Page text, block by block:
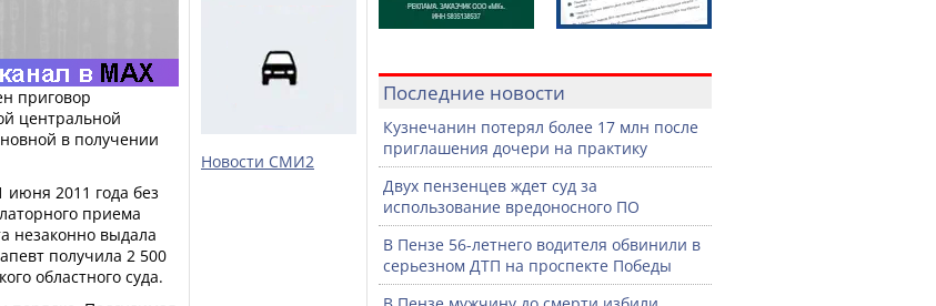
приговор
центральной
в получении
2011 года без
приема
незаконно выдала
получила 2 500
областного суда.
Новости СМИ2
Последние новости
Кузнечанин потерял более 17 млн после
приглашения дочери на практику
Двух пензенцев ждет суд за
использование вредоносного ПО
В Пензе 56-летнего водителя обвинили в
серьезном ДТП на проспекте Победы